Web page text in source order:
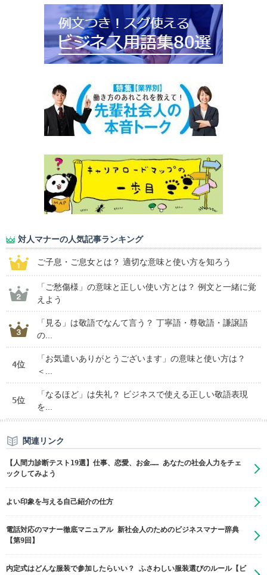
対人マナーの人気記事ランキング
ご子息・ご息女とは？ 適切な意味と使い方を知ろう
「ご愁傷様」の意味と正しい使い方とは？ 例文と一緒に覚
えよう
「見る」は敬語でなんて言う？ 丁寧語・尊敬語・謙譲語
の...
4位
「お気遣いありがとうございます」の意味と使い方は？
＜...
5位
「なるほど」は失礼？ ビジネスで使える正しい敬語表現
を...
関連リンク
【人間力診断テスト19選】仕事、恋愛、お金…… あなたの社会人力をチェ
ックしてみよう
よい印象を与える自己紹介の仕方
電話対応のマナー徹底マニュアル 新社会人のためのビジネスマナー辞典
【第9回】
内定式はどんな服装で参加したらいい？ ふさわしい服装選びのルール【ビ